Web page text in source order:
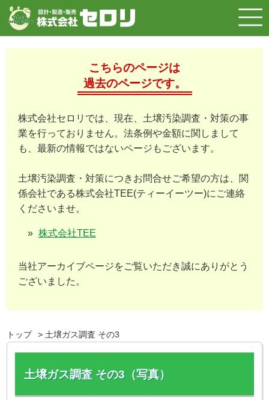
こちらのページは
過去のページです。
株式会社セロリでは、現在、土壌汚染調査・対策の事
業を行っておりません。法条例や金額に関しまして
も、最新の情報ではないページもございます。
土壌汚染調査・対策につきお問合せご希望の方は、関
係会社である株式会社TEE(ティーイーツー)にご連絡
くださいませ。
株式会社TEE
当社アーカイブページをご覧いただき誠にありがとう
ございました。
トップ 土壌ガス調査 その3
土壌ガス調査 その3（写真）